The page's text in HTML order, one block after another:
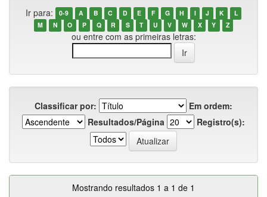
Ir para: 0-9 A B C D E F G H I J K
L
M
N O P Q R S T U V W X Y Z
ou entre com as primeiras letras:
Classificar por:
Em ordem:
Resultados/Página
Registro(s):
Mostrando resultados 1 a 1 de 1